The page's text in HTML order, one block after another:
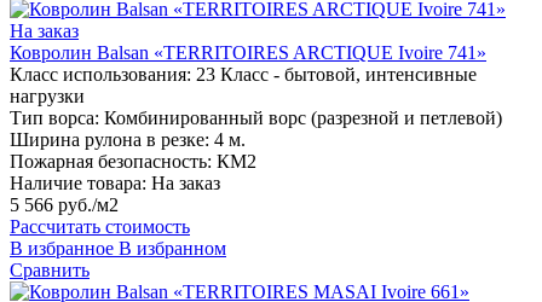
На заказ
Ковролин Balsan «TERRITOIRES ARCTIQUE Ivoire 741»
Класс использования: 23 Класс - бытовой, интенсивные
нагрузки
Тип ворса: Комбинированный ворс (разрезной и петлевой)
Ширина рулона в резке: 4 м.
Пожарная безопасность: КМ2
Наличие товара: На заказ
5 566 руб./м2
Рассчитать стоимость
В избранное В избранном
Сравнить